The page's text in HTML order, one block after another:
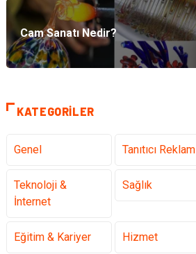
Cam Sanatı Nedir?
KATEGORILER
Genel Tanıtıcı Reklam
Teknoloji &
İnternet
Sağlık
Eğitim & Kariyer Hizmet